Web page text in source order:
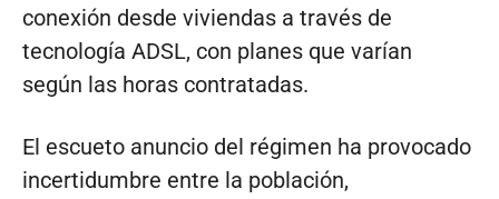
conexión desde viviendas a través de
tecnología ADSL, con planes que varían
según las horas contratadas.
El escueto anuncio del régimen ha provocado
incertidumbre entre la población,